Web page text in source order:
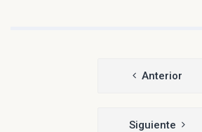
Anterior
Siguiente